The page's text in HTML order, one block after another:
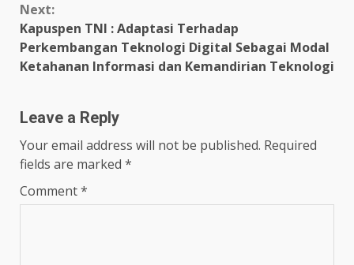
Next:
Kapuspen TNI : Adaptasi Terhadap
Perkembangan Teknologi Digital Sebagai Modal
Ketahanan Informasi dan Kemandirian Teknologi
Leave a Reply
Your email address will not be published. Required
fields are marked *
Comment*